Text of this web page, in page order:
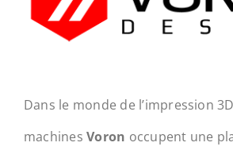
Dans le monde de l’impression
machinesVoron occupent une